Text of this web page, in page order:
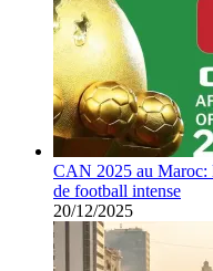
CAN 2025 au Maroc:
de football intense
20/12/2025